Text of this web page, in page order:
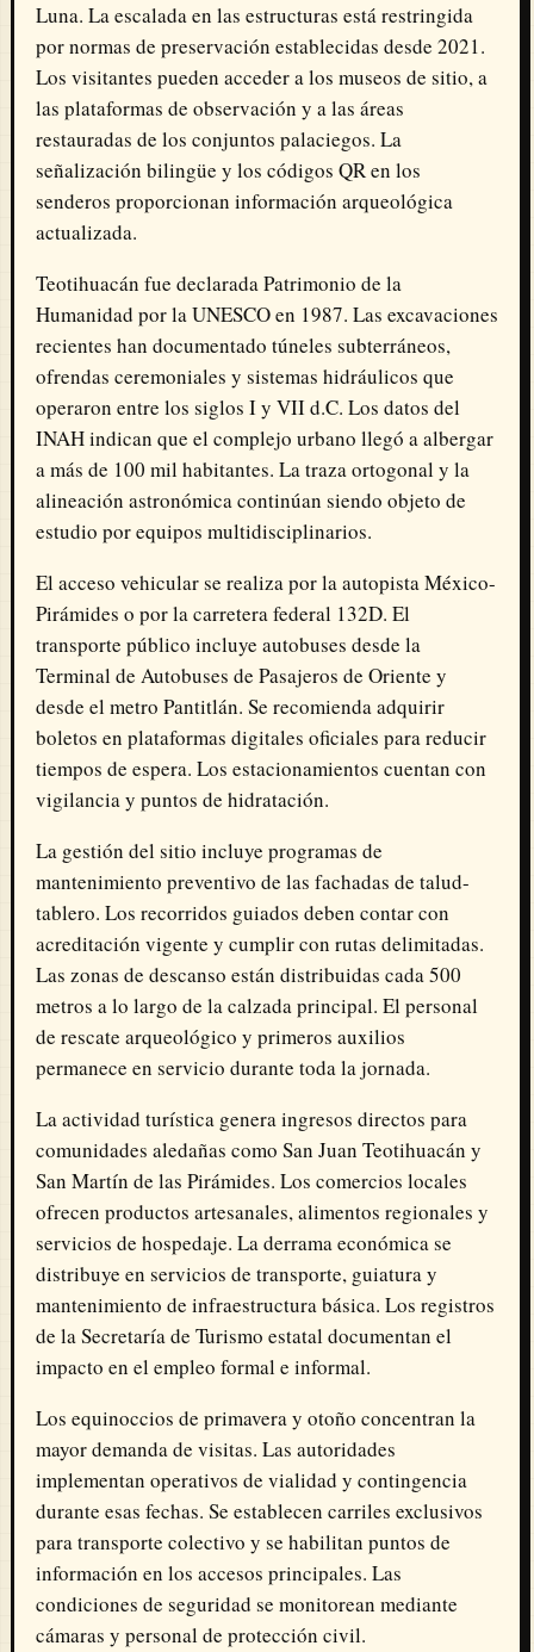
Luna. La escalada en las estructuras está restringida
por normas de preservación establecidas desde 2021.
Los visitantes pueden acceder a los museos de sitio, a
las plataformas de observación y a las áreas
restauradas de los conjuntos palaciegos. La
señalización bilingüe y los códigos QR en los
senderos proporcionan información arqueológica
actualizada.
Teotihuacán fue declarada Patrimonio de la
Humanidad por la UNESCO en 1987. Las excavaciones
recientes han documentado túneles subterráneos,
ofrendas ceremoniales y sistemas hidráulicos que
operaron entre los siglos I y VII d.C. Los datos del
INAH indican que el complejo urbano llegó a albergar
a más de 100 mil habitantes. La traza ortogonal y la
alineación astronómica continúan siendo objeto de
estudio por equipos multidisciplinarios.
El acceso vehicular se realiza por la autopista México-
Pirámides o por la carretera federal 132D. El
transporte público incluye autobuses desde la
Terminal de Autobuses de Pasajeros de Oriente y
desde el metro Pantitlán. Se recomienda adquirir
boletos en plataformas digitales oficiales para reducir
tiempos de espera. Los estacionamientos cuentan con
vigilancia y puntos de hidratación.
La gestión del sitio incluye programas de
mantenimiento preventivo de las fachadas de talud-
tablero. Los recorridos guiados deben contar con
acreditación vigente y cumplir con rutas delimitadas.
Las zonas de descanso están distribuidas cada 500
metros a lo largo de la calzada principal. El personal
de rescate arqueológico y primeros auxilios
permanece en servicio durante toda la jornada.
La actividad turística genera ingresos directos para
comunidades aledañas como San Juan Teotihuacán y
San Martín de las Pirámides. Los comercios locales
ofrecen productos artesanales, alimentos regionales y
servicios de hospedaje. La derrama económica se
distribuye en servicios de transporte, guiatura y
mantenimiento de infraestructura básica. Los registros
de la Secretaría de Turismo estatal documentan el
impacto en el empleo formal e informal.
Los equinoccios de primavera y otoño concentran la
mayor demanda de visitas. Las autoridades
implementan operativos de vialidad y contingencia
durante esas fechas. Se establecen carriles exclusivos
para transporte colectivo y se habilitan puntos de
información en los accesos principales. Las
condiciones de seguridad se monitorean mediante
cámaras y personal de protección civil.